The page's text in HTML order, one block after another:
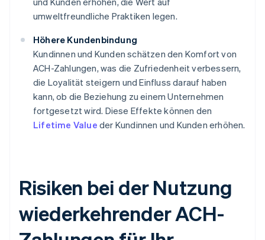
umweltfreundliche Praktiken legen.
Höhere Kundenbindung
Kundinnen und Kunden schätzen den Komfort von
ACH-Zahlungen, was die Zufriedenheit verbessern,
die Loyalität steigern und Einfluss darauf haben
kann, ob die Beziehung zu einem Unternehmen
fortgesetzt wird. Diese Effekte können den
Lifetime Value der Kundinnen und Kunden erhöhen.
Risiken bei der Nutzung
wiederkehrender ACH-